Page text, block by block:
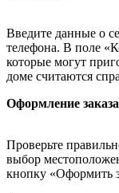
Введите данные о
телефона. В поле
которые могут
доме считаются
Оформление заказа
Проверьте
выбор
кнопку «Оформить